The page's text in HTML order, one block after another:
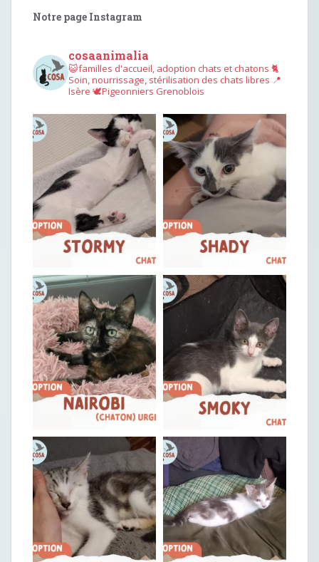
Notre page Instagram
cosaanimalia
😺familles d'accueil, adoption chats et chatons 🐈
Soin, nourrissage, stérilisation des chats libres 📍
Isère 🕊︎Pigeonniers Grenoblois